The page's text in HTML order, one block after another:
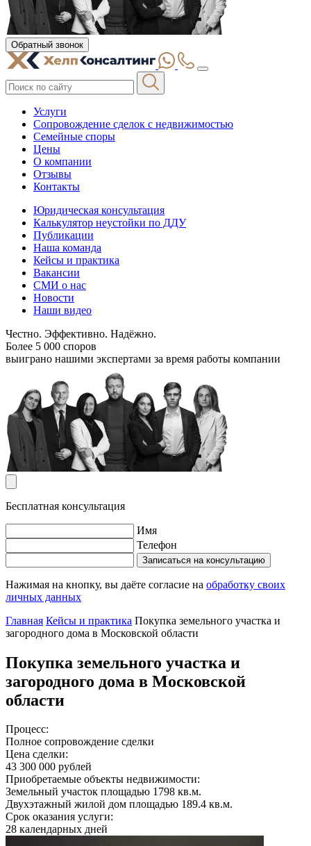
Обратный звонок
Услуги
Сопровождение сделок с недвижимостью
Семейные споры
Цены
О компании
Отзывы
Контакты
Юридическая консультация
Калькулятор неустойки по ДДУ
Публикации
Наша команда
Кейсы и практика
Вакансии
СМИ о нас
Новости
Наши видео
Честно. Эффективно. Надёжно.
Более 5 000 споров
выиграно нашими экспертами за время работы компании
Бесплатная консультация
Имя
Телефон
Записаться на консультацию
Нажимая на кнопку, вы даёте согласие на обработку своих
личных данных
Главная Кейсы и практика Покупка земельного участка и
загородного дома в Московской области
Покупка земельного участка и
загородного дома в Московской
области
Процесс:
Полное сопровождение сделки
Цена сделки:
43 300 000 рублей
Приобретаемые объекты недвижимости:
Земельный участок площадью 1798 кв.м.
Двухэтажный жилой дом площадью 189.4 кв.м.
Срок оказания услуги:
28 календарных дней